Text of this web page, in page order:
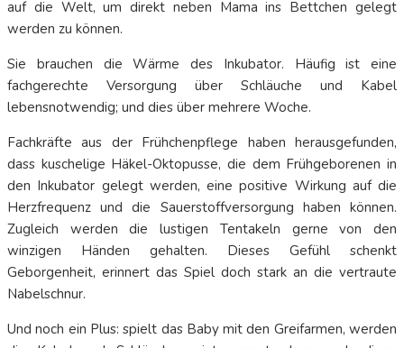
auf die Welt, um direkt neben Mama ins Bettchen gelegt
werden zu können.
Sie brauchen die Wärme des Inkubator. Häufig ist eine
fachgerechte Versorgung über Schläuche und Kabel
lebensnotwendig; und dies über mehrere Woche.
Fachkräfte aus der Frühchenpflege haben herausgefunden,
dass kuschelige Häkel-Oktopusse, die dem Frühgeborenen in
den Inkubator gelegt werden, eine positive Wirkung auf die
Herzfrequenz und die Sauerstoffversorgung haben können.
Zugleich werden die lustigen Tentakeln gerne von den
winzigen Händen gehalten. Dieses Gefühl schenkt
Geborgenheit, erinnert das Spiel doch stark an die vertraute
Nabelschnur.
Und noch ein Plus: spielt das Baby mit den Greifarmen, werden